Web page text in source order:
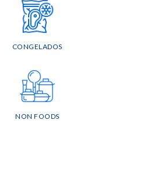
CONGELADOS
NON FOODS